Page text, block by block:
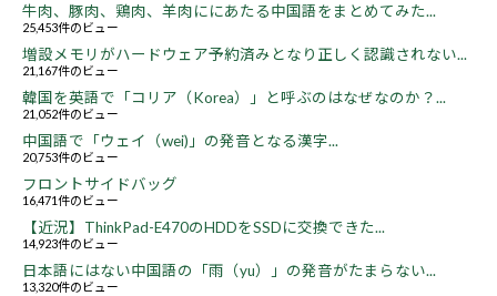
牛肉、豚肉、鶏肉、羊肉ににあたる中国語をまとめてみた...
25,453件のビュー
増設メモリがハードウェア予約済みとなり正しく認識されない...
21,167件のビュー
韓国を英語で「コリア（Korea）」と呼ぶのはなぜなのか？...
21,052件のビュー
中国語で「ウェイ（wei)」の発音となる漢字...
20,753件のビュー
フロントサイドバッグ
16,471件のビュー
【近況】ThinkPad-E470のHDDをSSDに交換できた...
14,923件のビュー
日本語にはない中国語の「雨（yu）」の発音がたまらない...
13,320件のビュー